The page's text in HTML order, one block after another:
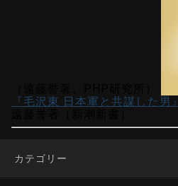
『毛沢東 日本軍と共謀した男』
カテゴリー